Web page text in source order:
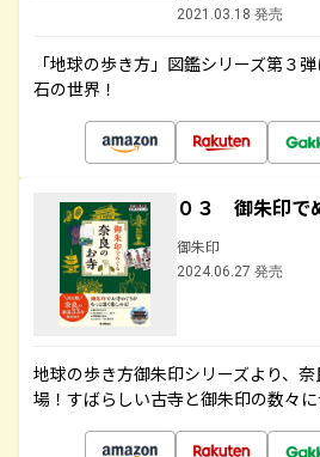
2021.03.18 発売
「地球の歩き方」図鑑シリーズ第３
石の世界！
０３ 御朱印で
御朱印
2024.06.27 発売
地球の歩き方御朱印シリーズより、
場！すばらしい古寺と御朱印の数々